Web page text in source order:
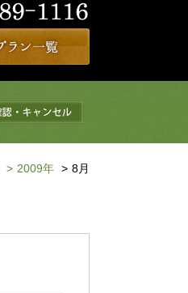
> 2009年 > 8月